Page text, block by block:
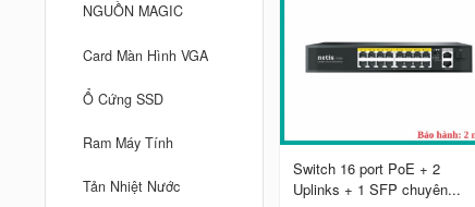
NGUỒN MAGIC
Card Màn Hình VGA
Ổ Cứng SSD
Ram Máy Tính
Tản Nhiệt Nước
Switch 16 port PoE + 2
Uplinks + 1 SFP chuyên...